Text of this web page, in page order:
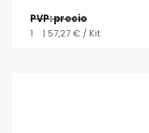
PVP: precio
1 | 57,27 € / Kit